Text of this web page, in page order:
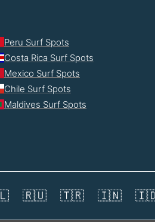
Peru Surf Spots
Costa Rica Surf Spots
Mexico Surf Spots
Chile Surf Spots
Maldives Surf Spots
🇷🇺 🇹🇷 🇮🇳